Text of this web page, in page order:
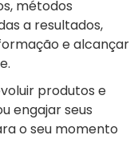
métodos
a resultados,
e alcançar
produtos e
engajar seus
o seu momento